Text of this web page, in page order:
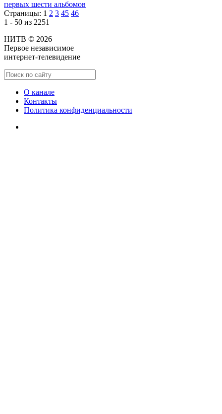
первых шести альбомов
Страницы: 1 2 3 45 46
1 - 50 из 2251
НИТВ © 2026
Первое независимое
интернет-телевидение
О канале
Контакты
Политика конфиденциальности